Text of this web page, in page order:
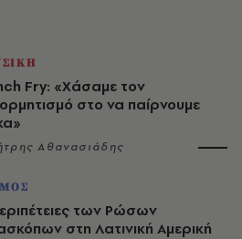
Fry: «Χάσαμε τον
στο να παίρνουμε
Αθανασιάδης
των Ρώσων
στη Λατινική Αμερική